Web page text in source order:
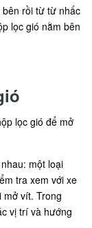
rồi từ từ nhấc
lọc gió nằm bên
lọc gió để mở
một loại
tra xem với xe
mở vít. Trong
vị trí và hướng